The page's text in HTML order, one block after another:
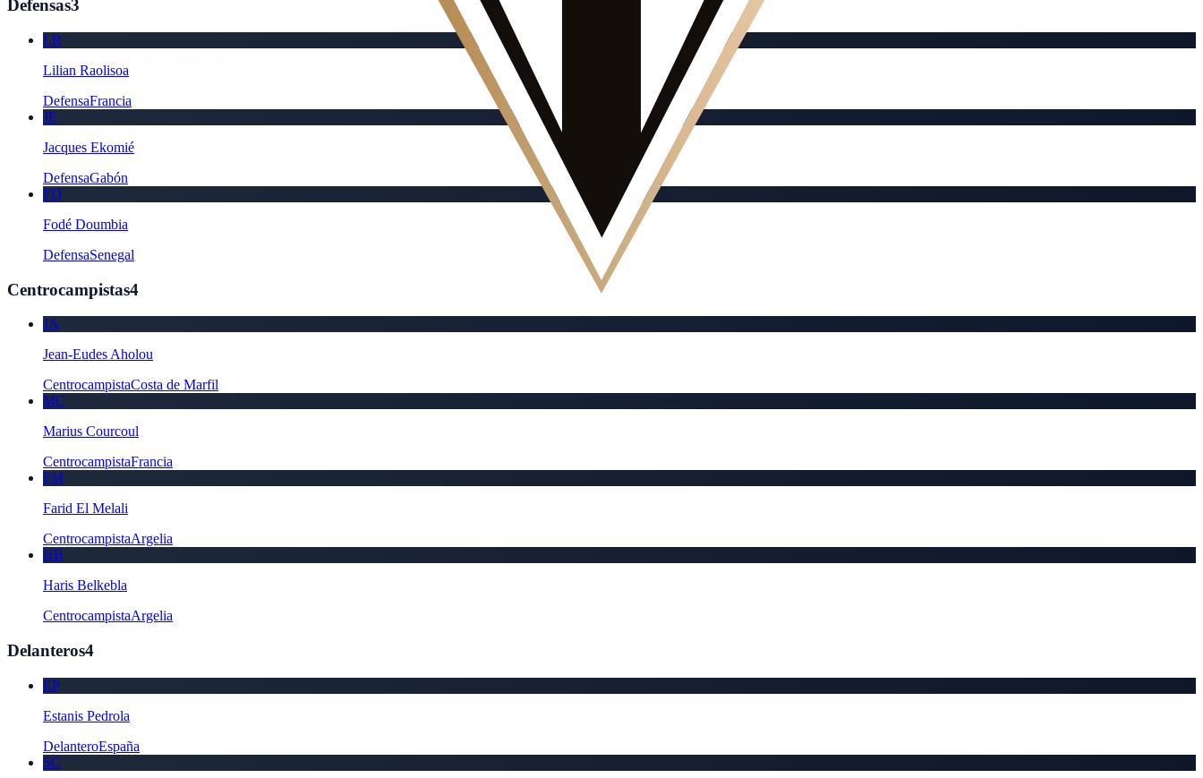
Defensas3
LR
Lilian Raolisoa
DefensaFrancia
JE
Jacques Ekomié
DefensaGabón
FD
Fodé Doumbia
DefensaSenegal
Centrocampistas4
JA
Jean-Eudes Aholou
CentrocampistaCosta de Marfil
MC
Marius Courcoul
CentrocampistaFrancia
FM
Farid El Melali
CentrocampistaArgelia
HB
Haris Belkebla
CentrocampistaArgelia
Delanteros4
EP
Estanis Pedrola
DelanteroEspaña
SC